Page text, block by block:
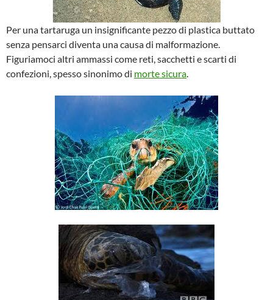
Per una tartaruga un insignificante pezzo di plastica buttato
senza pensarci diventa una causa di malformazione.
Figuriamoci altri ammassi come reti, sacchetti e scarti di
confezioni, spesso sinonimo di morte sicura.